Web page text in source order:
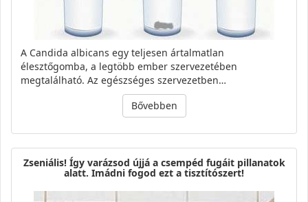
A Candida albicans egy teljesen ártalmatlan
élesztőgomba, a legtöbb ember szervezetében
megtalálható. Az egészséges szervezetben…
Bővebben
Zseniális! Így varázsod újjá a csempéd fugáit pillanatok
alatt. Imádni fogod ezt a tisztítószert!